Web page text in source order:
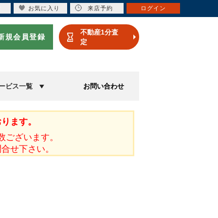
規会員登録
不動産1分査
定
ビス一覧 お問い合わせ
ます。
ざいます。
せ下さい。
お気に入り 来店予約 ログイン